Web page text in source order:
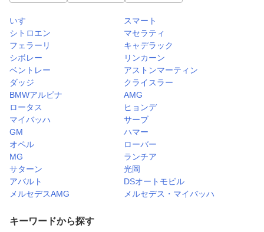
いすゞ
スマート
シトロエン
マセラティ
フェラーリ
キャデラック
シボレー
リンカーン
ベントレー
アストンマーティン
ダッジ
クライスラー
BMWアルピナ
AMG
ロータス
ヒョンデ
マイバッハ
サーブ
GM
ハマー
オペル
ローバー
MG
ランチア
サターン
光岡
アバルト
DSオートモビル
メルセデスAMG
メルセデス・マイバッハ
キーワードから探す